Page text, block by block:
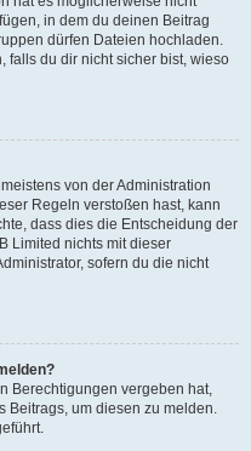
in dem du deinen Beitrag
dürfen Dateien hochladen.
falls du dir nicht sicher bist, wieso
von der Administration
Regeln verstoßen hast, kann
dass dies die Entscheidung der
Limited nichts mit dieser
sofern du die nicht
Berechtigungen vergeben hat,
Beitrags, um diesen zu melden.